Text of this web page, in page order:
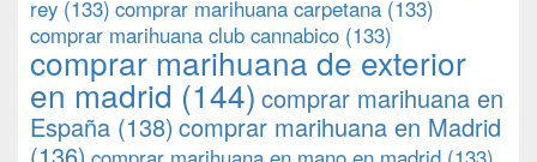
rey (133) comprar marihuana carpetana (133)
comprar marihuana club cannabico (133)
comprar marihuana de exterior
en madrid (144) comprar marihuana en
España (138) comprar marihuana en Madrid